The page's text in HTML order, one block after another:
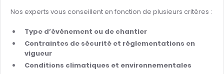
Nos experts vous conseillent en fonction de plusieurs critères :
Type d’événement ou de chantier
Contraintes de sécurité et réglementations en
vigueur
Conditions climatiques et environnementales